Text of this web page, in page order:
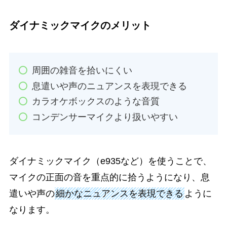
ダイナミックマイクのメリット
周囲の雑音を拾いにくい
息遣いや声のニュアンスを表現できる
カラオケボックスのような音質
コンデンサーマイクより扱いやすい
ダイナミックマイク（e935など）を使うことで、
マイクの正面の音を重点的に拾うようになり、息
遣いや声の細かなニュアンスを表現できるように
なります。